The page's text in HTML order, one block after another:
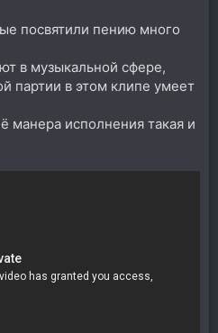
посвятили пению много
в музыкальной сфере,
партии в этом клипе умеет
манера исполнения такая и